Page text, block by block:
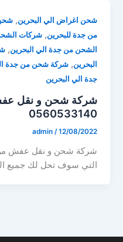
شحن اغراض الي البحرين,
من جدة للبحرين,شركات
الشحن من جدة الي البحرين,
البحرين,شركة شحن من جدة
جدة الي البحرين
شركة شحن و نقل
0560533140
admin /12/08/2022
شركة شحن و نقل عفش من
التي سوف تحل لك جميع